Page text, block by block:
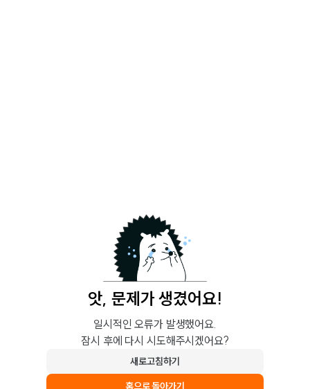
앗, 문제가 생겼어요!
일시적인 오류가 발생했어요.
잠시 후에 다시 시도해주시겠어요?
새로고침하기
홈으로 돌아가기